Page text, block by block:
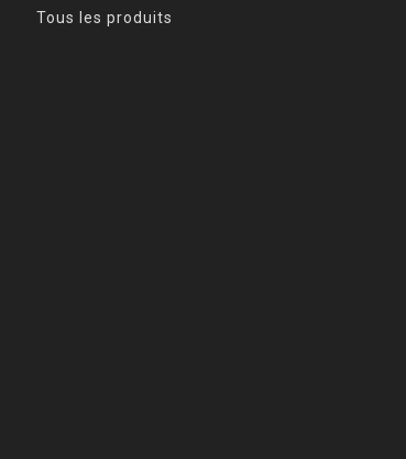
Tous les produits